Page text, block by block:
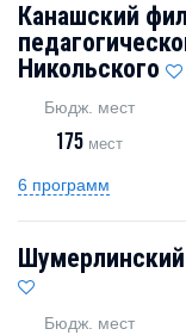
Канашский
Никольского
Бюдж. мест
175 мест
6 программ
Бюдж. мест